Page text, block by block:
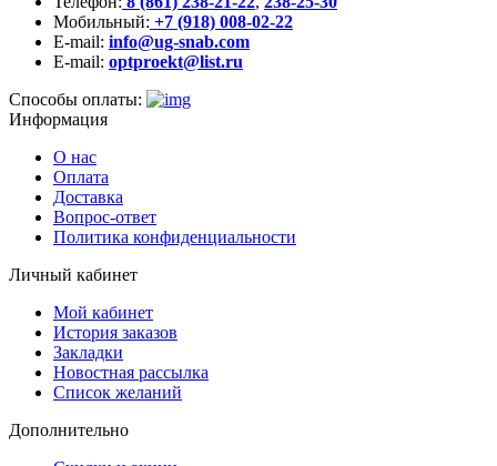
Мобильный: +7 (918) 008-02-22
E-mail: info@ug-snab.com
E-mail: optproekt@list.ru
Способы оплаты:
Информация
О нас
Оплата
Доставка
Вопрос-ответ
Политика конфиденциальности
Личный кабинет
Мой кабинет
История заказов
Закладки
Новостная рассылка
Список желаний
Дополнительно